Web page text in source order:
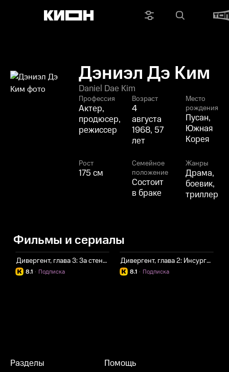
Дэниэл Дэ Ким
Daniel Dae Kim
Профессия
Актер,
продюсер,
режиссер
Возраст
4
августа
1968, 57
лет
Место
рождения
Пусан,
Южная
Корея
Рост
175 см
Семейное
положение
Состоит
в браке
Жанры
Драма,
боевик,
триллер
Фильмы и сериалы
Дивергент, глава 3: За стеной
8.1 Подписка
·
Дивергент, глава 2: Инсургент
8.1 Подписка
·
Разделы Помощь